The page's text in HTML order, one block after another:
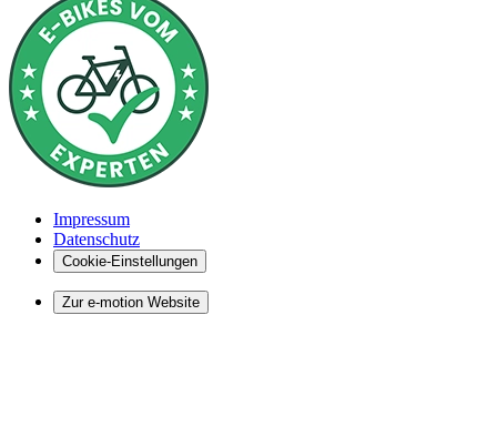
Impressum
Datenschutz
Cookie-Einstellungen
Zur e-motion Website